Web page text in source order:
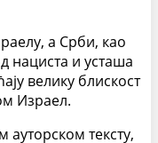
а Срби, као
нациста и усташа
велику блискост
Израел.
ауторском тексту,